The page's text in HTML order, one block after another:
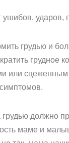
ушибов, ударов,
грудью и
грудное
или
должно
маме и